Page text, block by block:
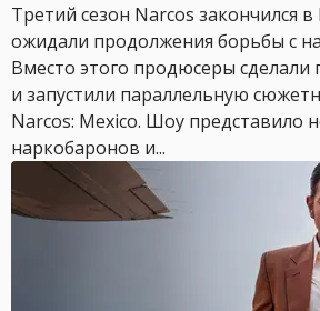
Третий сезон Narcos закончился
ожидали продолжения борьбы с
Вместо этого продюсеры
и запустили параллельную
Narcos: Mexico. Шоу представило
наркобаронов и...